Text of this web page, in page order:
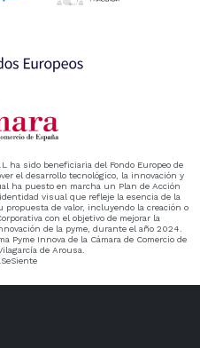
ha sido beneficiaria del Fondo Europeo de
el desarrollo tecnológico, la innovación y
ha puesto en marcha un Plan de Acción
visual que refleje la esencia de la
de valor, incluyendo la creación o
con el objetivo de mejorar la
de la pyme, durante el año 2024.
Pyme Innova de la Cámara de Comercio de
de Arousa.